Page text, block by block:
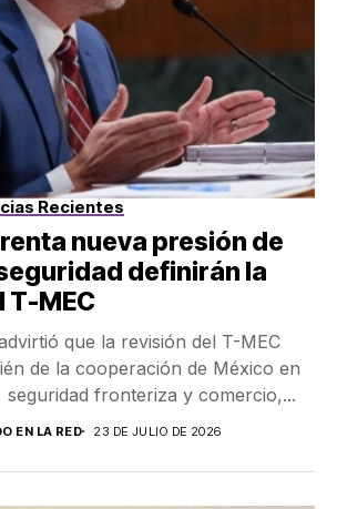
Recientes
nueva presión de
definirán la
T-MEC
que la revisión del T-MEC
de la cooperación de México en
seguridad fronteriza y comercio,...
EN LA RED 23 DE JULIO DE 2026